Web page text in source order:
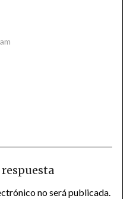
no será publicada.